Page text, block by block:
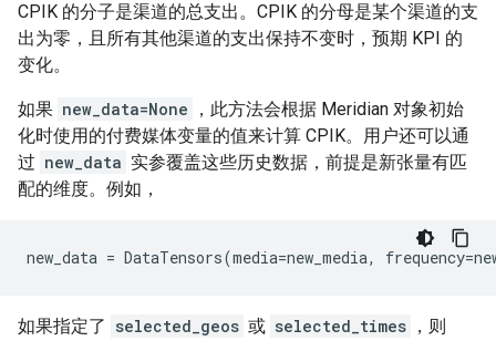
CPIK 的分子是渠道的总支出。CPIK 的分母是某个渠道的支
出为零，且所有其他渠道的支出保持不变时，预期 KPI 的
变化。
如果 new_data=None
，此方法会根据 Meridian 对象初始
化时使用的付费媒体变量的值来计算 CPIK。用户还可以通
过 new_data 实参覆盖这些历史数据，前提是新张量有匹
配的维度。例如，
new_data = DataTensors(media=new_media, frequency=
如果指定了 selected_geos 或 selected_times ，则